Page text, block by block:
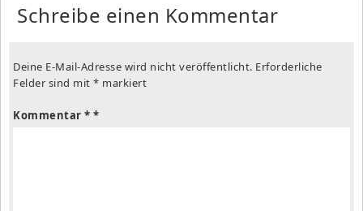
Schreibe einen Kommentar
Deine E-Mail-Adresse wird nicht veröffentlicht. Erforderliche
Felder sind mit * markiert
Kommentar *